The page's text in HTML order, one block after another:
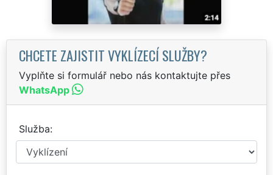
CHCETE ZAJISTIT VYKLÍZECÍ SLUŽBY?
Vyplňte si formulář nebo nás kontaktujte přes
WhatsApp
Služba